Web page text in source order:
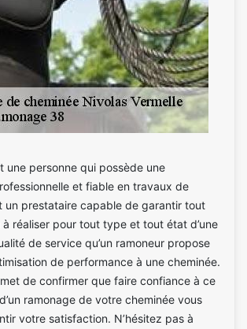
une personne qui possède une
et fiable en travaux de
un prestataire capable de garantir tout
à réaliser pour tout type et tout état d’une
de service qu’un ramoneur propose
de performance à une cheminée.
de confirmer que faire confiance à ce
ramonage de votre cheminée vous
votre satisfaction. N’hésitez pas à